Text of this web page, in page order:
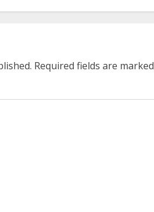
Required fields are marked